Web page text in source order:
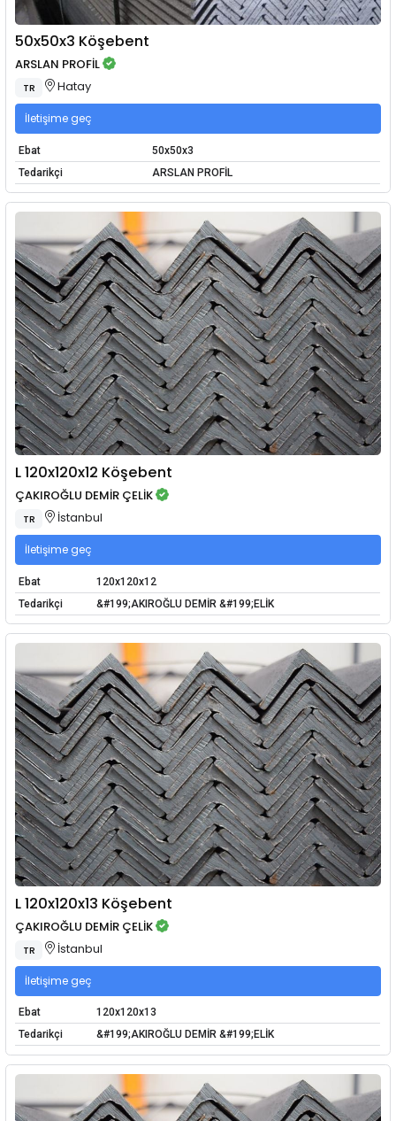
50x50x3 Köşebent
ARSLAN PROFİL
TR Hatay
İletişime geç
Ebat
50x50x3
Tedarikçi
ARSLAN PROFİL
L 120x120x12 Köşebent
ÇAKIROĞLU DEMİR ÇELİK
TR İstanbul
İletişime geç
Ebat
120x120x12
Tedarikçi
&#199;AKIROĞLU DEMİR &#199;ELİK
L 120x120x13 Köşebent
ÇAKIROĞLU DEMİR ÇELİK
TR İstanbul
İletişime geç
Ebat
120x120x13
Tedarikçi
&#199;AKIROĞLU DEMİR &#199;ELİK